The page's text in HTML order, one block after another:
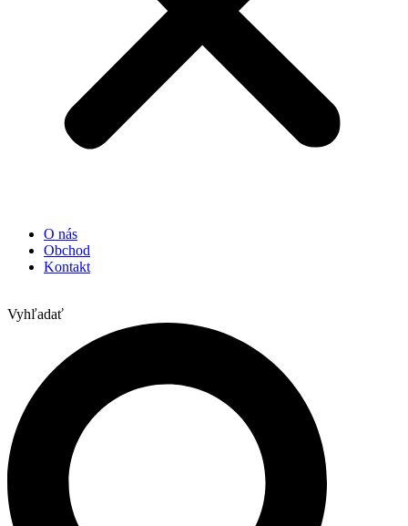
O nás
Obchod
Kontakt
Vyhľadať